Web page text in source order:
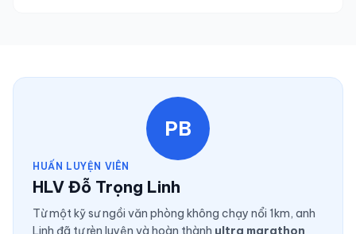
PB
HUẤN LUYỆN VIÊN
HLV Đỗ Trọng Linh
Từ một kỹ sư ngồi văn phòng không chạy nổi 1km, anh
Linh đã tự rèn luyện và hoàn thành ultra marathon